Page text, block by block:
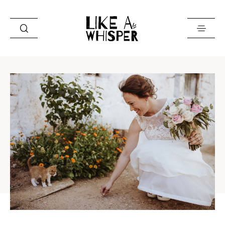
Inicio
Galería
Conóceme
Blog
Contacto